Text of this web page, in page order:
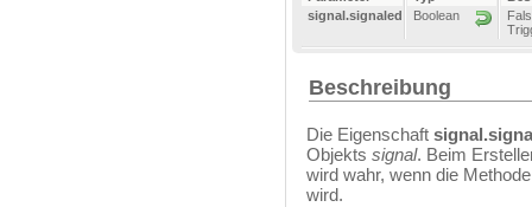
signal.signaled
Boolean
Beschreibung
Die Eigenschaft
Objekts signal. Beim
wird wahr, wenn die
wird.